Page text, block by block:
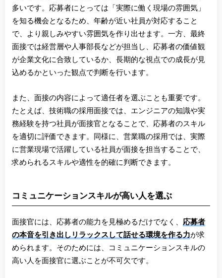
多いです。応募者にとっては「実際に働く現場の雰囲気」
を知る機会となるため、年齢が近い社員が対応すること
で、より親しみやすい雰囲気を作り出せます。一方、最終
面接では経営層や人事部長などが担当し、応募者の価値観
が企業文化に合致しているか、長期的な視点での成長が見
込めるかといった観点で判断を行います。
また、面接の内容によって適任者を選ぶことも重要です。
たとえば、技術職の採用面接では、エンジニアの知識や実
務経験を持つ社員が面接官となることで、応募者のスキル
を適切に評価できます。同様に、営業職の採用では、実際
に営業現場で活躍している社員が面接を担当することで、
求められるスキルや適性を的確に判断できます。
コミュニケーションスキルが高い人を選ぶ
面接官には、応募者の能力を見極めるだけでなく、 応募者
の本音を引き出しリラックスして話せる環境を作る力が求
められます。そのためには、コミュニケーションスキルの
高い人を面接官に選ぶことが不可欠です。